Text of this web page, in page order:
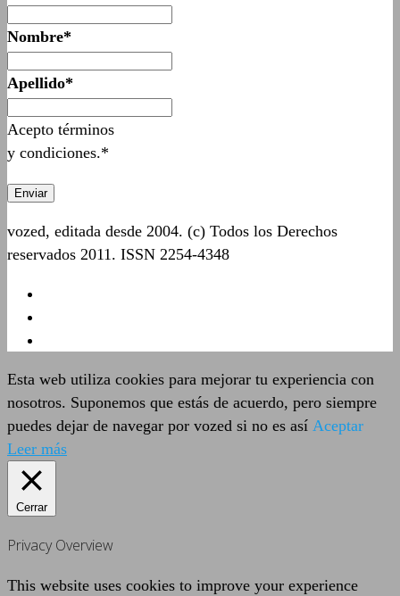
Nombre*
Apellido*
Acepto términos
y condiciones.*
vozed, editada desde 2004. (c) Todos los Derechos
reservados 2011. ISSN 2254-4348
Esta web utiliza cookies para mejorar tu experiencia con
nosotros. Suponemos que estás de acuerdo, pero siempre
puedes dejar de navegar por vozed si no es así Aceptar
Leer más
Cerrar
Privacy Overview
This website uses cookies to improve your experience